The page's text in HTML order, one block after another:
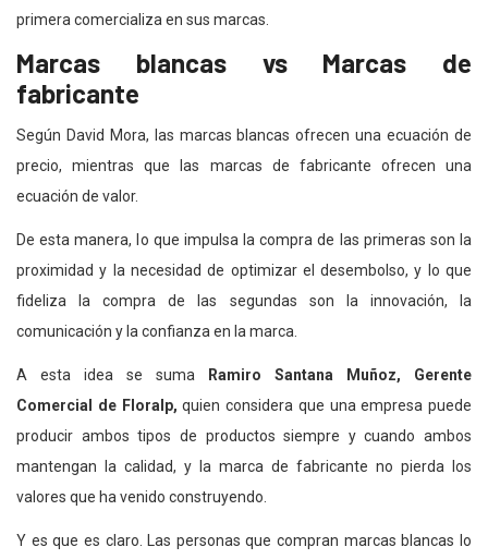
primera comercializa en sus marcas.
Marcas blancas vs Marcas de
fabricante
Según David Mora, las marcas blancas ofrecen una ecuación de
precio, mientras que las marcas de fabricante ofrecen una
ecuación de valor.
De esta manera, lo que impulsa la compra de las primeras son la
proximidad y la necesidad de optimizar el desembolso, y lo que
fideliza la compra de las segundas son la innovación, la
comunicación y la confianza en la marca.
A esta idea se suma
Ramiro Santana Muñoz, Gerente
Comercial de Floralp, quien considera que una empresa puede
producir ambos tipos de productos siempre y cuando ambos
mantengan la calidad, y la marca de fabricante no pierda los
valores que ha venido construyendo.
Y es que es claro. Las personas que compran marcas blancas lo